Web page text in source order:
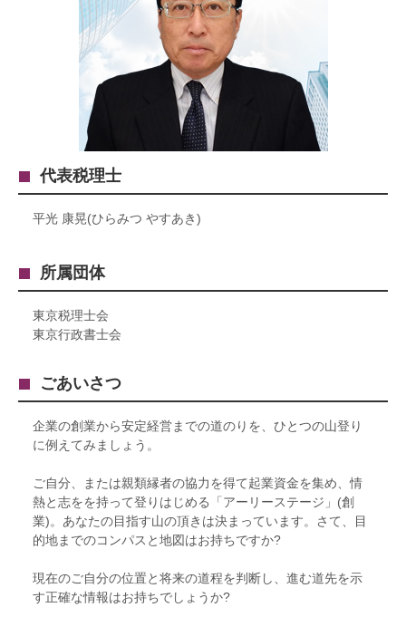
代表税理士
平光 康晃(ひらみつ やすあき)
所属団体
東京税理士会
東京行政書士会
ごあいさつ
企業の創業から安定経営までの道のりを、ひとつの山登り
に例えてみましょう。
ご自分、または親類縁者の協力を得て起業資金を集め、情
熱と志をを持って登りはじめる「アーリーステージ」(創
業)。あなたの目指す山の頂きは決まっています。さて、目
的地までのコンパスと地図はお持ちですか?
現在のご自分の位置と将来の道程を判断し、進む道先を示
す正確な情報はお持ちでしょうか?